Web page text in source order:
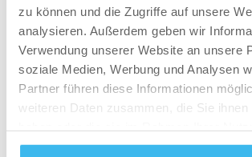
zu können und die Zugriffe auf unsere
analysieren. Außerdem geben wir
Verwendung unserer Website an unsere
soziale Medien, Werbung und Analysen
Partner führen diese Informationen
weiteren Daten zusammen, die Sie ihnen
gesammelt haben.